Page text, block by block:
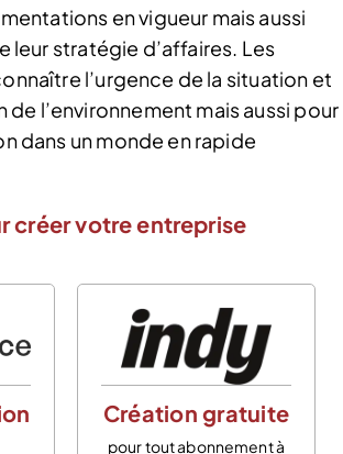
en vigueur mais aussi
leur stratégie d’affaires. Les
l’urgence de la situation et
l’environnement mais aussi pour
dans un monde en rapide
créer votre entreprise
Création gratuite
pour tout abonnement à